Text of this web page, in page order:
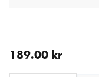
189.00 kr